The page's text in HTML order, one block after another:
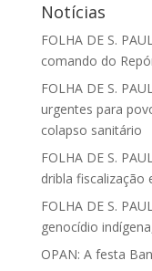
Notícias
FOLHA DE S.
comando do
FOLHA DE S.
urgentes para
colapso sanitário
FOLHA DE S.
dribla fiscalização
FOLHA DE S.
genocídio
OPAN: A festa